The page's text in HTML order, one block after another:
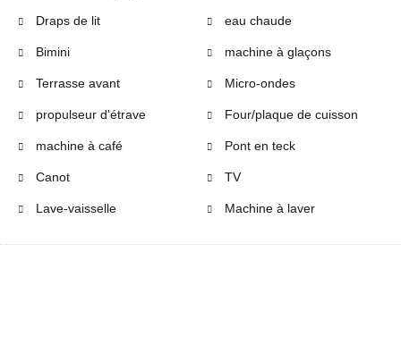
Draps de lit
Bimini
Terrasse avant
propulseur d'étrave
machine à café
Canot
Lave-vaisselle
eau chaude
machine à glaçons
Micro-ondes
Four/plaque de cuisson
Pont en teck
TV
Machine à laver